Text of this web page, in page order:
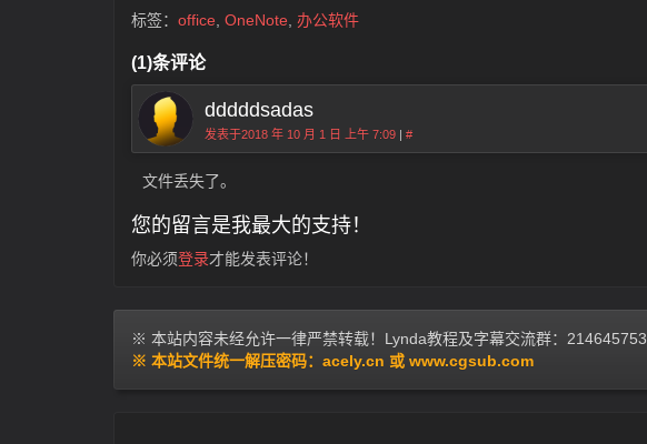
标签： office OneNote 办公软件
(1)条评论
dddddsadas
发表于2018 年 10 月 1 日 上午 7:09 | #
文件丢失了。
您的留言是我最大的支持！
你必须登录才能发表评论！
※ 本站内容未经允许一律严禁转载！Lynda教程及字幕交流群：214645753
※ 本站文件统一解压密码：acely.cn 或 www.cgsub.com